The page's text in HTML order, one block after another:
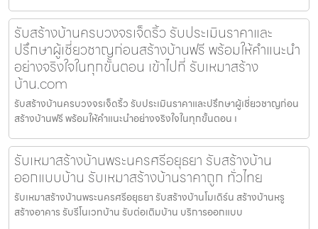
รับสร้างบ้านครบวงจรเจ็ดริ้ว รับประเมินราคาและ
ปรึกษาผู้เชี่ยวชาญก่อนสร้างบ้านฟรี พร้อมให้คำแนะนำ
อย่างจริงใจในทุกขั้นตอน เข้าไปที่ รับเหมาสร้าง
บ้าน.com
รับสร้างบ้านครบวงจรเจ็ดริ้ว รับประเมินราคาและปรึกษาผู้เชี่ยวชาญก่อน
สร้างบ้านฟรี พร้อมให้คำแนะนำอย่างจริงใจในทุกขั้นตอน เ
รับเหมาสร้างบ้านพระนครศรีอยุธยา รับสร้างบ้าน
ออกแบบบ้าน รับเหมาสร้างบ้านราคาถูก ทั่วไทย
รับเหมาสร้างบ้านพระนครศรีอยุธยา รับสร้างบ้านโมเดิร์น สร้างบ้านหรู
สร้างอาคาร รับรีโนเวทบ้าน รับต่อเติมบ้าน บริการออกแบบ